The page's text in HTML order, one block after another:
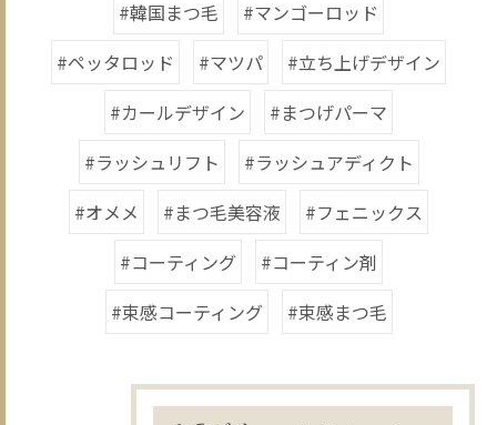
#韓国まつ毛
#マンゴーロッド
#ペッタロッド
#マツパ
#立ち上げデザイン
#カールデザイン
#まつげパーマ
#ラッシュリフト
#ラッシュアディクト
#オメメ
#まつ毛美容液
#フェニックス
#コーティング
#コーティン剤
#束感コーティング
#束感まつ毛